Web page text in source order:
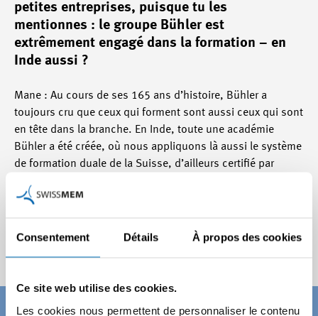
Consentement Détails À propos des cookies
Ce site web utilise des cookies.
Les cookies nous permettent de personnaliser le contenu
petites entreprises, puisque tu les
mentionnes : le groupe Bühler est
extrêmement engagé dans la formation – en
Inde aussi ?
Mane : Au cours de ses 165 ans d’histoire, Bühler a
toujours cru que ceux qui forment sont aussi ceux qui sont
en tête dans la branche. En Inde, toute une académie
Bühler a été créée, où nous appliquons là aussi le système
de formation duale de la Suisse, d’ailleurs certifié par
apprenti/es dans nos entreprises indiennes. La formation